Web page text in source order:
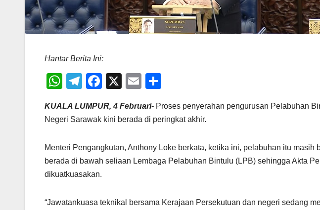
Hantar Berita Ini:
W
at
A
p
p
T
e
a
m
F
c
b
o
X
E
ail ar
KUALA LUMPUR, 4 Februari- Proses penyerahan pengurusan Pelabuhan
Negeri Sarawak kini berada di peringkat akhir.
Menteri Pengangkutan, Anthony Loke berkata, ketika ini, pelabuhan itu masih
berada di bawah seliaan Lembaga Pelabuhan Bintulu (LPB) sehingga Akta
dikuatkuasakan.
“Jawatankuasa teknikal bersama Kerajaan Persekutuan dan negeri sedang